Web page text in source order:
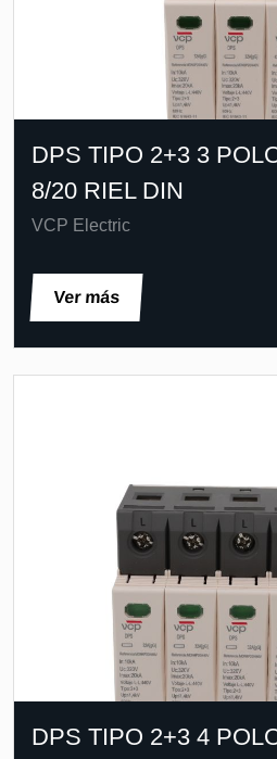
DPS TIPO 2+3 3
8/20 RIEL DIN
VCP Electric
Ver más
DPS TIPO 2+3 4